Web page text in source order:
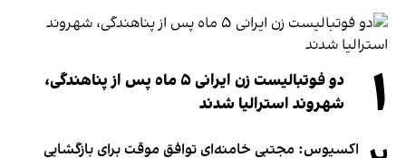
۱
دو فوتبالیست زن ایرانی ۵ ماه پس از پناهندگی،
شهروند استرالیا شدند
اکسیوس: مجتبی خامنه‌ای توافق موقت برای بازگشایی